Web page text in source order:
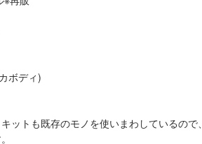
ボディ)
ットも既存のモノを使いまわしているので、